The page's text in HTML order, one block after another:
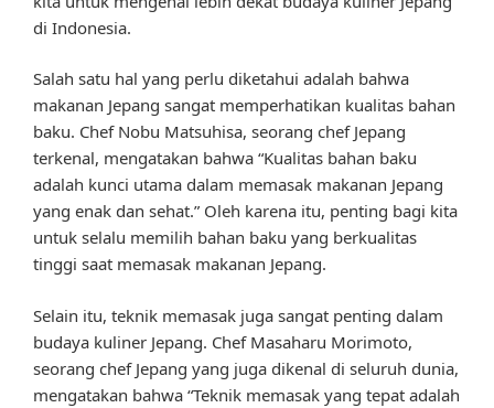
di Indonesia.
Salah satu hal yang perlu diketahui adalah bahwa
makanan Jepang sangat memperhatikan kualitas bahan
baku. Chef Nobu Matsuhisa, seorang chef Jepang
terkenal, mengatakan bahwa “Kualitas bahan baku
adalah kunci utama dalam memasak makanan Jepang
yang enak dan sehat.” Oleh karena itu, penting bagi kita
untuk selalu memilih bahan baku yang berkualitas
tinggi saat memasak makanan Jepang.
Selain itu, teknik memasak juga sangat penting dalam
budaya kuliner Jepang. Chef Masaharu Morimoto,
seorang chef Jepang yang juga dikenal di seluruh dunia,
mengatakan bahwa “Teknik memasak yang tepat adalah